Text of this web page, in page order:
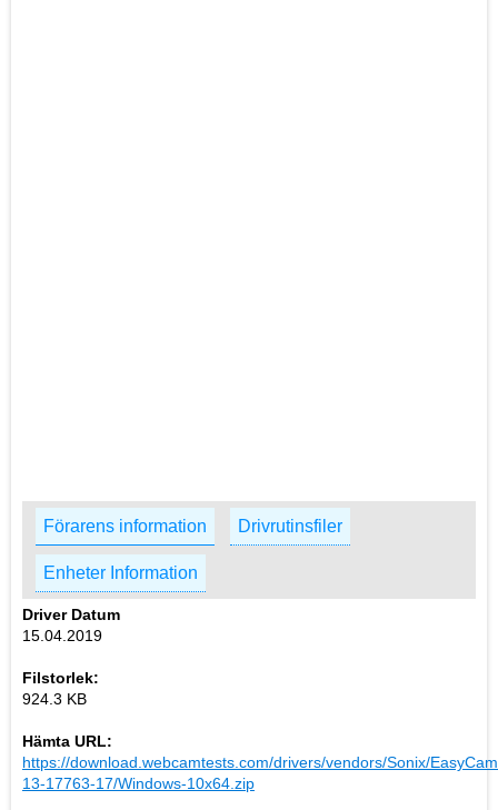
Förarens information Drivrutinsfiler
Enheter Information
Driver Datum
15.04.2019
Filstorlek:
924.3 KB
Hämta URL:
https://download.webcamtests.com/drivers/vendors/Sonix/
13-17763-17/Windows-10x64.zip